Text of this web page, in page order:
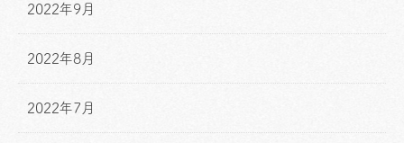
2022年9月
2022年8月
2022年7月